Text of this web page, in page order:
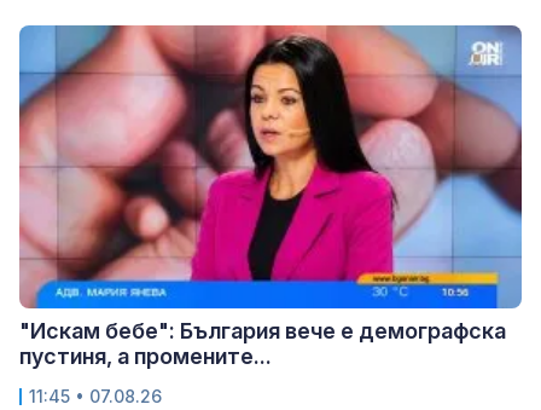
"Искам бебе": България вече е демографска
пустиня, а промените...
11:45 • 07.08.26